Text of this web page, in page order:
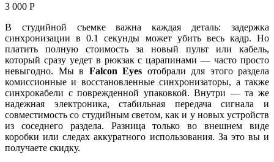
3 000 Р
В студийной съемке важна каждая деталь: задержка
синхронизации в 0.1 секунды может убить весь кадр. Но
платить полную стоимость за новый пульт или кабель,
который сразу уедет в рюкзак с царапинами — часто просто
невыгодно. Мы в Falcon Eyes отобрали для этого раздела
комиссионные и восстановленные синхронизаторы, а также
синхрокабели с поврежденной упаковкой. Внутри — та же
надежная электроника, стабильная передача сигнала и
совместимость со студийным светом, как и у новых устройств
из соседнего раздела. Разница только во внешнем виде
коробки или следах аккуратного использования. За это вы и
получаете скидку.